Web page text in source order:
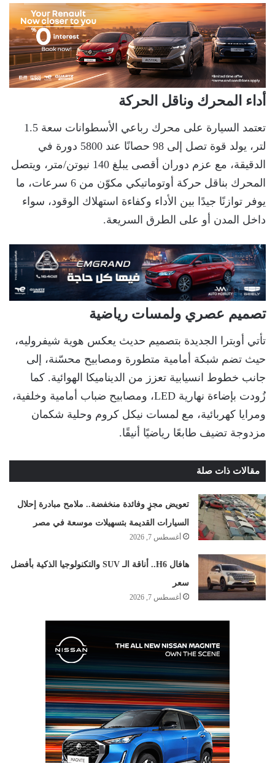
أداء المحرك وناقل الحركة
تعتمد السيارة على محرك رباعي الأسطوانات سعة 1.5
لتر، يولد قوة تصل إلى 98 حصانًا عند 5800 دورة في
الدقيقة، مع عزم دوران أقصى يبلغ 140 نيوتن/متر، ويتصل
المحرك بناقل حركة أوتوماتيكي مكوّن من 6 سرعات، ما
يوفر توازنًا جيدًا بين الأداء وكفاءة استهلاك الوقود، سواء
داخل المدن أو على الطرق السريعة.
تصميم عصري ولمسات رياضية
تأتي أوبترا الجديدة بتصميم حديث يعكس هوية شيفروليه،
حيث تضم شبكة أمامية متطورة ومصابيح محسّنة، إلى
جانب خطوط انسيابية تعزز من الديناميكا الهوائية. كما
زُودت بإضاءة نهارية LED، ومصابيح ضباب أمامية وخلفية،
ومرايا كهربائية، مع لمسات نيكل كروم وحلية شكمان
مزدوجة تضيف طابعًا رياضيًا أنيقًا.
مقالات ذات صلة
تعويض مجزٍ وفائدة منخفضة.. ملامح مبادرة إحلال
السيارات القديمة بتسهيلات موسعة في مصر
أغسطس 7, 2026
هافال H6.. أناقة الـ SUV والتكنولوجيا الذكية بأفضل
سعر
أغسطس 7, 2026